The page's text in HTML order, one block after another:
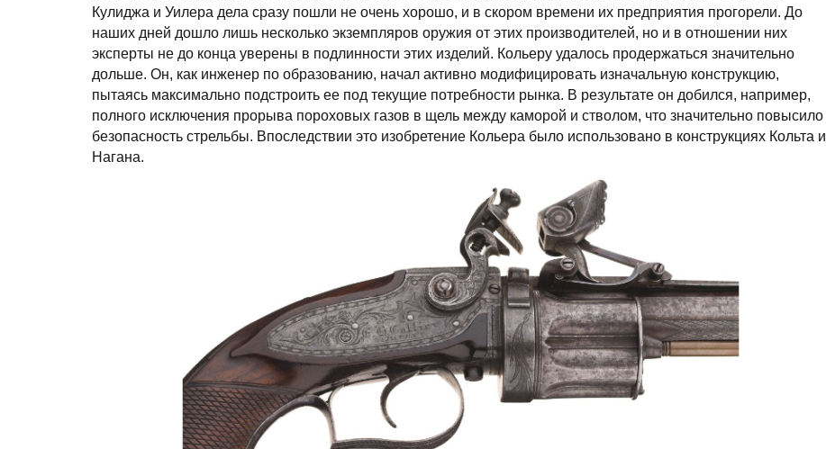
Кулиджа и Уилера дела сразу пошли не очень хорошо, и в скором времени их предприятия прогорели. До
наших дней дошло лишь несколько экземпляров оружия от этих производителей, но и в отношении них
эксперты не до конца уверены в подлинности этих изделий. Кольеру удалось продержаться значительно
дольше. Он, как инженер по образованию, начал активно модифицировать изначальную конструкцию,
пытаясь максимально подстроить ее под текущие потребности рынка. В результате он добился, например,
полного исключения прорыва пороховых газов в щель между каморой и стволом, что значительно повысило
безопасность стрельбы. Впоследствии это изобретение Кольера было использовано в конструкциях Кольта и
Нагана.